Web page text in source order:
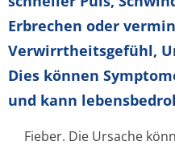
Erbrechen oder
Verwirrtheitsgefühl,
Dies können
und kann
Fieber. Die Ursache